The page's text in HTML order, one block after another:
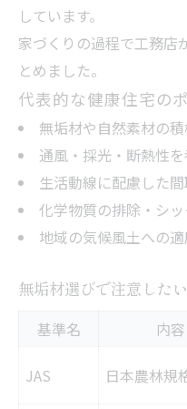
しています。
家づくりの過程で工務店
とめました。
代表的な健康住宅の
無垢材や自然素材の
通風・採光・断熱性
生活動線に配慮した
化学物質の排除・シ
地域の気候風土への
無垢材選びで注意した
基準名 内容
JAS 日本農林規